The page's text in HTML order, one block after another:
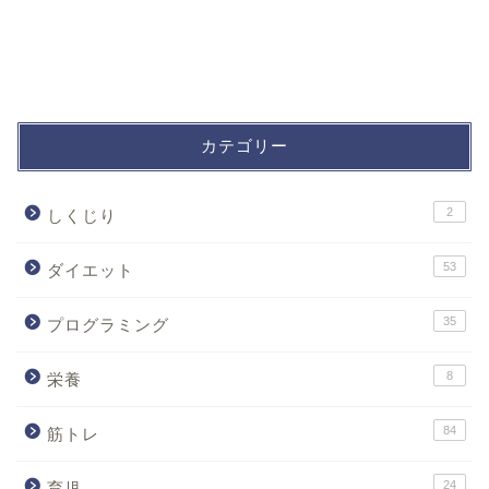
カテゴリー
しくじり 2
ダイエット 53
プログラミング 35
栄養 8
筋トレ 84
24